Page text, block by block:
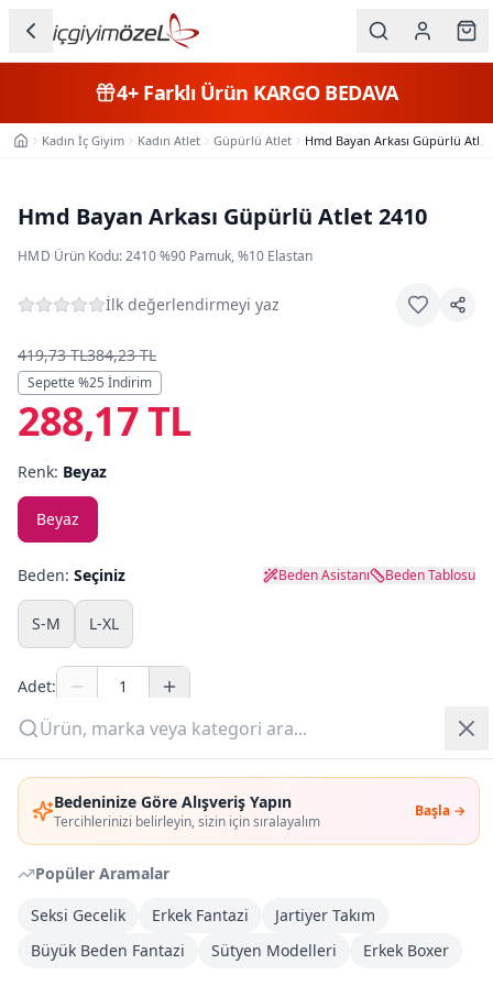
Bedeninize Göre Alışveriş Yapın
Tercihlerinizi belirleyin, sizin için sıralayalım
Başla →
Popüler Aramalar
Seksi Gecelik
Erkek Fantazi
Jartiyer Takım
Büyük Beden Fantazi
Sütyen Modelleri Erkek Boxer
Kategorileri
Erkek
Çocuk
Fantazi
Büyük
Beden
Markalar
Plaj & Mayo
Yazlık Pijama
Kampanyalar
Yeni Gelenler
OUTLET
Giriş Yap
Üye Ol
4+Farklı Ürün KARGO BEDAVA
Ana SayfaKadın İç Giyim Kadın Atlet Güpürlü Atlet Hmd Bayan Arkası Güpürlü Atlet
Hmd Bayan Arkası Güpürlü Atlet 2410
HMD·Ürün Kodu:2410·%90 Pamuk, %10 Elastan
İlk değerlendirmeyi yaz
419,73 TL384,23 TL
Sepette %25 İndirim
288,17 TL
Renk: Beyaz
Beyaz
Beden: Seçiniz Beden Asistanı Beden Tablosu
S-M L-XL
Adet:
Sepete Ekle
Şimdi Al
DHL Kargoya Teslim
Bugün kargoda
( 11 saat 57 dk
Kargo Bedava